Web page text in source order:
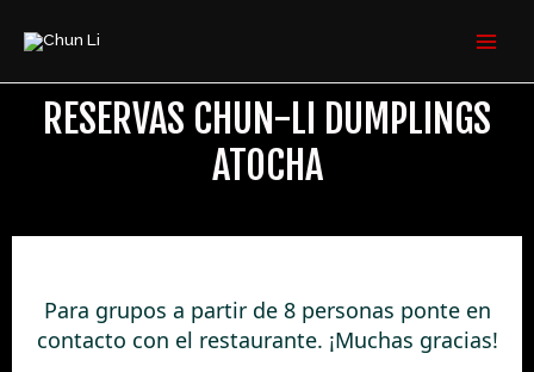
RESERVAS CHUN-LI DUMPLINGS
ATOCHA